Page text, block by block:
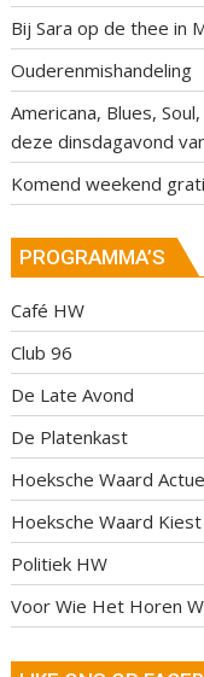
Bij Sara op de thee in
Ouderenmishandeling
Americana, Blues,
deze dinsdagavond
Komend weekend
PROGRAMMA’S
Café HW
Club 96
De Late Avond
De Platenkast
Hoeksche Waard
Hoeksche Waard Kiest
Politiek HW
Voor Wie Het Horen